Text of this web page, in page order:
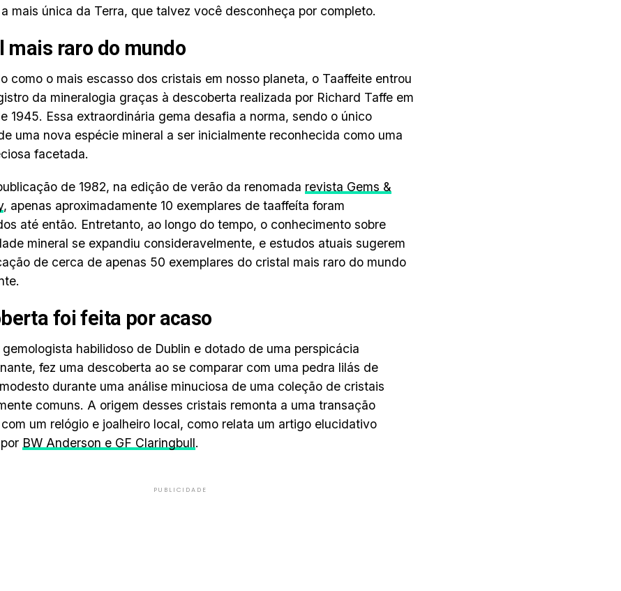
mais única da Terra, que talvez você desconheça por completo.
mais raro do mundo
como o mais escasso dos cristais em nosso planeta, o Taaffeite entrou
da mineralogia graças à descoberta realizada por Richard Taffe em
1945. Essa extraordinária gema desafia a norma, sendo o único
uma nova espécie mineral a ser inicialmente reconhecida como uma
facetada.
de 1982, na edição de verão da renomada revista Gems &
, apenas aproximadamente 10 exemplares de taaffeíta foram
até então. Entretanto, ao longo do tempo, o conhecimento sobre
mineral se expandiu consideravelmente, e estudos atuais sugerem
de cerca de apenas 50 exemplares do cristal mais raro do mundo
foi feita por acaso
gemologista habilidoso de Dublin e dotado de uma perspicácia
fez uma descoberta ao se comparar com uma pedra lilás de
durante uma análise minuciosa de uma coleção de cristais
comuns. A origem desses cristais remonta a uma transação
um relógio e joalheiro local, como relata um artigo elucidativo
BW Anderson e GF Claringbull.
PUBLICIDADE